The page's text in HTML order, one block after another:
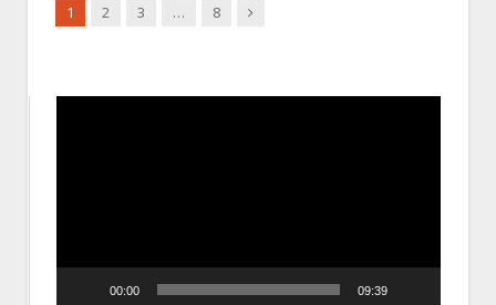
1 2 3 … 8 Next
00:00 09:39